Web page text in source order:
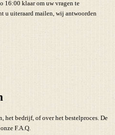
16:00 klaar om uw vragen te
u uiteraard mailen, wij antwoorden
het bedrijf, of over het bestelproces. De
F.A.Q.